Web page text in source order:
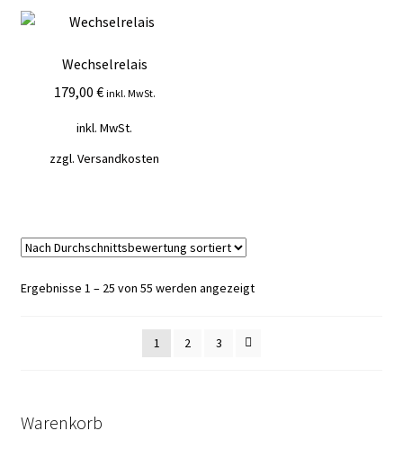
Wechselrelais
179,00 € inkl. MwSt.
inkl. MwSt.
zzgl.Versandkosten
Ergebnisse 1 – 25 von 55 werden angezeigtNach
1
2 3
Warenkorb